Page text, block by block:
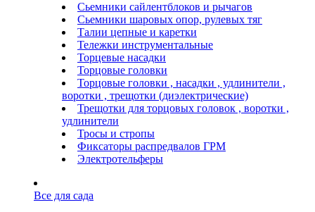
Сьемники сайлентблоков и рычагов
Сьемники шаровых опор, рулевых тяг
Талии цепные и каретки
Тележки инструментальные
Торцевые насадки
Торцовые головки
Торцовые головки , насадки , удлинители ,
воротки , трещотки (диэлектрические)
Трещотки для торцовых головок , воротки ,
удлинители
Тросы и стропы
Фиксаторы распредвалов ГРМ
Электротельферы
Все для сада